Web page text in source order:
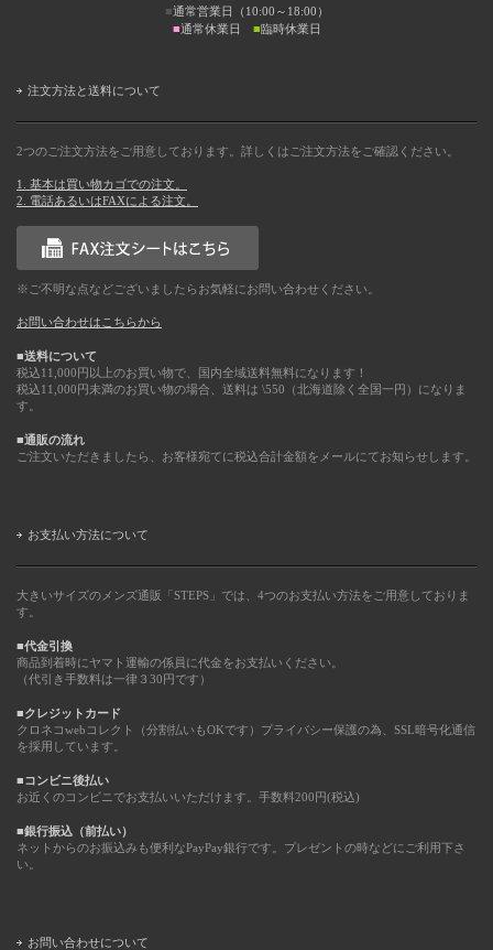
■通常営業日（10:00～18:00）
■通常休業日 ■臨時休業日
注文方法と送料について
2つのご注文方法をご用意しております。詳しくはご注文方法をご確認ください。
1. 基本は買い物カゴでの注文。
2. 電話あるいはFAXによる注文。
※ご不明な点などございましたらお気軽にお問い合わせください。
お問い合わせはこちらから
■送料について
税込11,000円以上のお買い物で、国内全域送料無料になります！
税込11,000円未満のお買い物の場合、送料は \550（北海道除く全国一円）になりま
す。
■通販の流れ
ご注文いただきましたら、お客様宛てに税込合計金額をメールにてお知らせします。
お支払い方法について
大きいサイズのメンズ通販「STEPS」では、4つのお支払い方法をご用意しておりま
す。
■代金引換
商品到着時にヤマト運輸の係員に代金をお支払いください。
（代引き手数料は一律３30円です）
■クレジットカード
クロネコwebコレクト（分割払いもOKです）プライバシー保護の為、SSL暗号化通信
を採用しています。
■コンビニ後払い
お近くのコンビニでお支払いいただけます。手数料200円(税込)
■銀行振込（前払い）
ネットからのお振込みも便利なPayPay銀行です。プレゼントの時などにご利用下さ
い。
お問い合わせについて